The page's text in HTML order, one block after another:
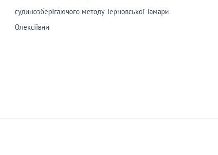
судинозберігаючого методу Терновської Тамари
Олексіївни